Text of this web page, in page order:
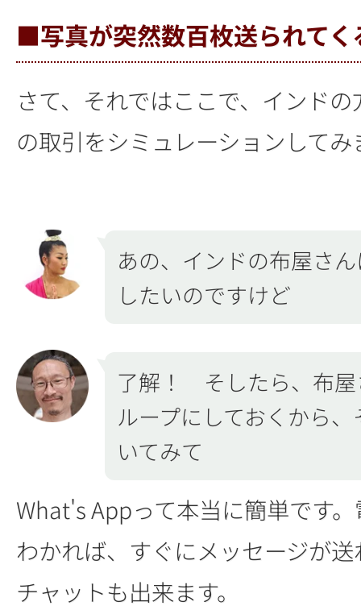
■写真が突然数百枚送られて
さて、それではここで、インド
の取引をシミュレーションしてみ
あの、インドの布屋さ
したいのですけど
了解！ そしたら、布屋
ループにしておくから
いてみて
What's Appって本当に簡単です
わかれば、すぐにメッセージが
チャットも出来ます。